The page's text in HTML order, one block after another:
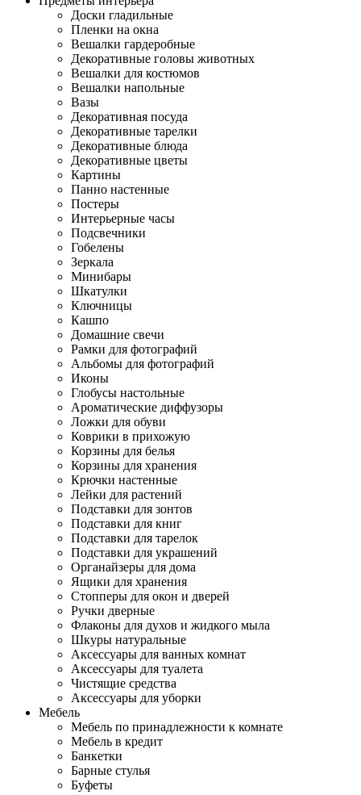
Доски гладильные
Пленки на окна
Вешалки гардеробные
Декоративные головы животных
Вешалки для костюмов
Вешалки напольные
Вазы
Декоративная посуда
Декоративные тарелки
Декоративные блюда
Декоративные цветы
Картины
Панно настенные
Постеры
Интерьерные часы
Подсвечники
Гобелены
Зеркала
Минибары
Шкатулки
Ключницы
Кашпо
Домашние свечи
Рамки для фотографий
Альбомы для фотографий
Иконы
Глобусы настольные
Ароматические диффузоры
Ложки для обуви
Коврики в прихожую
Корзины для белья
Корзины для хранения
Крючки настенные
Лейки для растений
Подставки для зонтов
Подставки для книг
Подставки для тарелок
Подставки для украшений
Органайзеры для дома
Ящики для хранения
Стопперы для окон и дверей
Ручки дверные
Флаконы для духов и жидкого мыла
Шкуры натуральные
Аксессуары для ванных комнат
Аксессуары для туалета
Чистящие средства
Аксессуары для уборки
Мебель
Мебель по принадлежности к комнате
Мебель в кредит
Банкетки
Барные стулья
Буфеты